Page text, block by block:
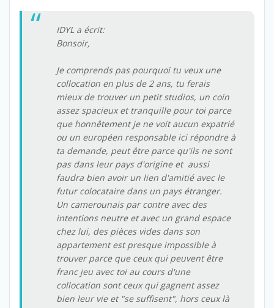
IDYL a écrit:
Bonsoir,
Je comprends pas pourquoi tu veux une
collocation en plus de 2 ans, tu ferais
mieux de trouver un petit studios, un coin
assez spacieux et tranquille pour toi parce
que honnêtement je ne voit aucun expatrié
ou un européen responsable ici répondre à
ta demande, peut être parce qu'ils ne sont
pas dans leur pays d'origine et aussi
faudra bien avoir un lien d'amitié avec le
futur colocataire dans un pays étranger.
Un camerounais par contre avec des
intentions neutre et avec un grand espace
chez lui, des pièces vides dans son
appartement est presque impossible à
trouver parce que ceux qui peuvent être
franc jeu avec toi au cours d'une
collocation sont ceux qui gagnent assez
bien leur vie et "se suffisent", hors ceux là